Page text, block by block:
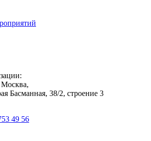
Москва,
Басманная, 38/2, строение 3
49 56